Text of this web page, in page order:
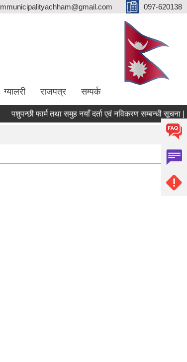
mmunicipalityachham@gmail.com 097-620138
ग्यालरी राजपत्र सम्पर्क
पशुपन्छी फार्म तथा समुह नयाँ दर्ता एवं नविकरण सम्बन्धी सूचना |